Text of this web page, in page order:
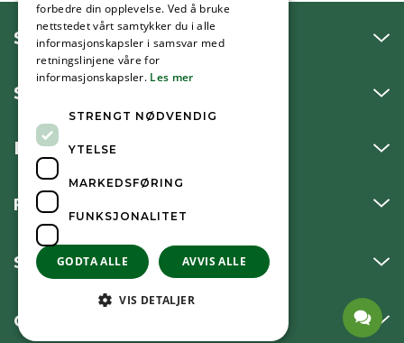
SNAKK MED OSS
SKRIV TIL OSS
BESØK OSS
FØLG OSS
SNARVEIER
OM KOMMUNEN
forbedre din opplevelse. Ved å bruke
nettstedet vårt samtykker du i alle
informasjonskapsler i samsvar med
retningslinjene våre for
informasjonskapsler. Les mer
STRENGT NØDVENDIG
YTELSE
MARKEDSFØRING
FUNKSJONALITET
GODTA ALLE AVVIS ALLE
VIS DETALJER